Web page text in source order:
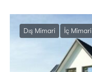
Dış Mimari İç Mimari